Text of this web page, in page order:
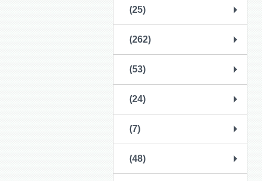
(25)
(262)
(53)
(24)
(7)
(48)